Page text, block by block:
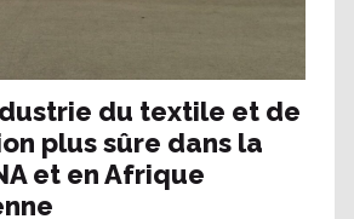
du textile et de
plus sûre dans la
et en Afrique